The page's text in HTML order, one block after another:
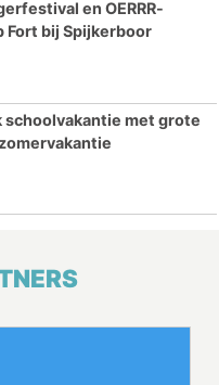
en OERRR-
Fort bij Spijkerboor
schoolvakantie met grote